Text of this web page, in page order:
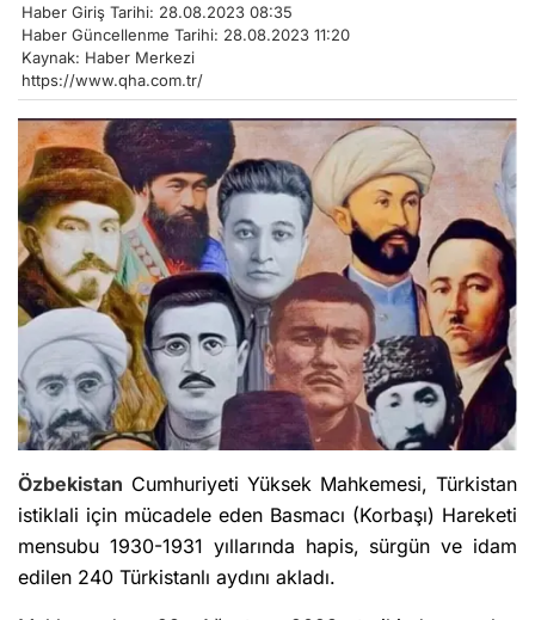
Haber Giriş Tarihi: 28.08.2023 08:35
Haber Güncellenme Tarihi: 28.08.2023 11:20
Kaynak: Haber Merkezi
https://www.qha.com.tr/
Özbekistan Cumhuriyeti Yüksek Mahkemesi, Türkistan
istiklali için mücadele eden Basmacı (Korbaşı) Hareketi
mensubu 1930-1931 yıllarında hapis, sürgün ve idam
edilen 240 Türkistanlı aydını akladı.